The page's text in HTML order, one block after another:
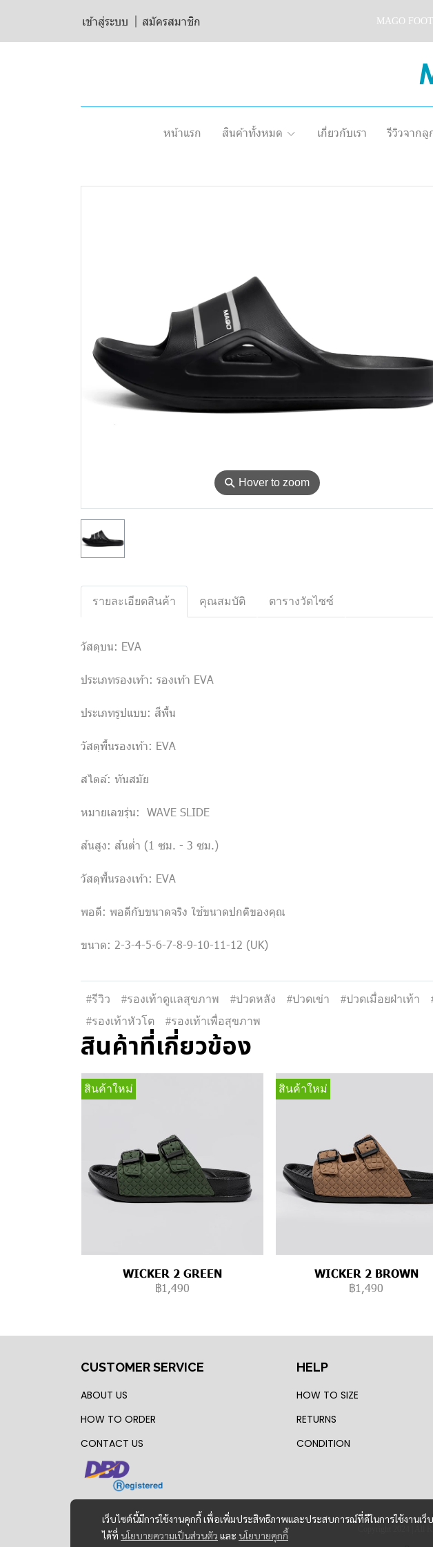
เข้าสู่ระบบ สมัครสมาชิก MAGO
หน้าแรก สินค้าทั้งหมด เกี่ยวกับเรา รีวิวจากลู
⚲ Hover to zoom
รายละเอียดสินค้า คุณสมบัติ ตารางวัดไซซ์
วัสดุบน: EVA
ประเภทรองเท้า: รองเท้า EVA
ประเภทรูปแบบ: สีพื้น
วัสดุพื้นรองเท้า: EVA
สไตล์: ทันสมัย
หมายเลขรุ่น: WAVE SLIDE
ส้นสูง: ส้นต่ำ (1 ซม. - 3 ซม.)
วัสดุพื้นรองเท้า: EVA
พอดี: พอดีกับขนาดจริง ใช้ขนาดปกติของคุณ
ขนาด: 2-3-4-5-6-7-8-9-10-11-12 (UK)
#รีวิว #รองเท้าดูแลสุขภาพ #ปวดหลัง #ปวดเข่า #ปวดเมื่อยฝ่าเท้า
#รองเท้าหัวโต
#รองเท้าเพื่อสุขภาพ
สินค้าที่เกี่ยวข้อง
สินค้าใหม่
WICKER 2 GREEN
฿1,490
สินค้าใหม่
WICKER 2 BROWN
฿1,490
เว็บไซต์นี้มีการใช้งานคุกกี้ เพื่อเพิ่มประสิทธิภาพและประสบการณ์ที่ดีในการใช้งานเ
ได้ที่ นโยบายความเป็นส่วนตัว และ นโยบายคุกกี้
CUSTOMER SERVICE
ABOUT US
HOW TO ORDER
CONTACT US
HELP
HOW TO SIZE
RETURNS
CONDITION